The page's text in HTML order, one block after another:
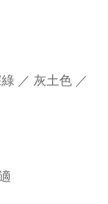
／ 灰土色 ／